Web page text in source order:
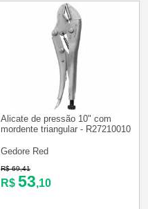
Alicate de pressão 10" com
mordente triangular - R27210010
Gedore Red
R$ 69,41
R$ 53,10